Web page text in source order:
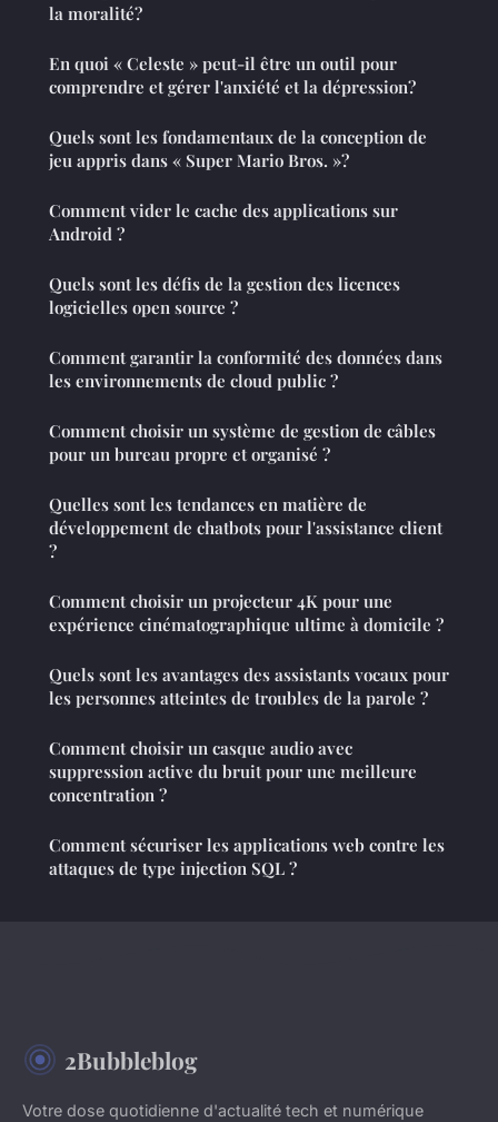
la moralité?
En quoi « Celeste » peut-il être un outil pour
comprendre et gérer l'anxiété et la dépression?
Quels sont les fondamentaux de la conception de
jeu appris dans « Super Mario Bros. »?
Comment vider le cache des applications sur
Android ?
Quels sont les défis de la gestion des licences
logicielles open source ?
Comment garantir la conformité des données dans
les environnements de cloud public ?
Comment choisir un système de gestion de câbles
pour un bureau propre et organisé ?
Quelles sont les tendances en matière de
développement de chatbots pour l'assistance client
?
Comment choisir un projecteur 4K pour une
expérience cinématographique ultime à domicile ?
Quels sont les avantages des assistants vocaux pour
les personnes atteintes de troubles de la parole ?
Comment choisir un casque audio avec
suppression active du bruit pour une meilleure
concentration ?
Comment sécuriser les applications web contre les
attaques de type injection SQL ?
2Bubbleblog
Votre dose quotidienne d'actualité tech et numérique